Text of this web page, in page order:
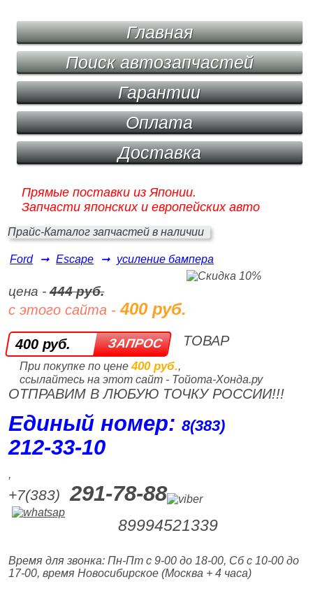
Главная
Поиск автозапчастей
Гарантии
Оплата
Доставка
Прямые поставки из Японии.
Запчасти японских и европейских авто
Прайс-Каталог запчастей в наличии
Ford ➞ Escape ➞ усиление бампера
цена -444 руб.
с этого сайта -400 руб.
400 руб.
При покупке по цене400 руб.,
ссылайтесь на этот сайт - Тойота-Хонда.ру
ТОВАР
ОТПРАВИМ В ЛЮБУЮ ТОЧКУ РОССИИ!!!
Единый номер:8(383)
212‑33‑10
,
+7(383) 291-78-88
89994521339
Время для звонка: Пн-Пт с 9-00 до 18-00, Сб с 10-00 до
17-00, время Новосибирское (Москва + 4 часа)